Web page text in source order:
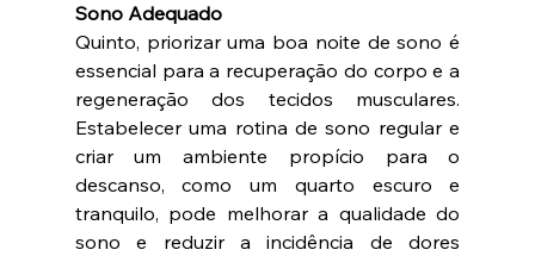
Sono Adequado
Quinto, priorizar uma boa noite de sono é
essencial para a recuperação do corpo e a
regeneração dos tecidos musculares.
Estabelecer uma rotina de sono regular e
criar um ambiente propício para o
descanso, como um quarto escuro e
tranquilo, pode melhorar a qualidade do
sono e reduzir a incidência de dores